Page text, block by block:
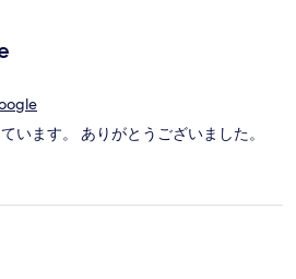
います。 ありがとうございました。